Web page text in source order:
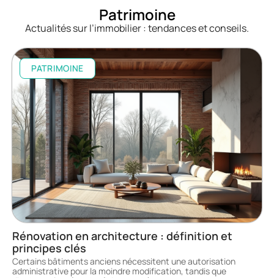
Patrimoine
Actualités sur l’immobilier : tendances et conseils.
PATRIMOINE
Rénovation en architecture : définition et
principes clés
Certains bâtiments anciens nécessitent une autorisation
administrative pour la moindre modification, tandis que